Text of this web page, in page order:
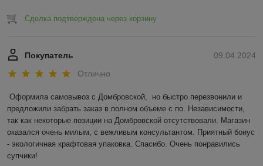
Сделка подтверждена через корзину
09.04.2024
Покупатель
Отлично
Оформила самовывоз с Домбровской,  но быстро перезвонили и
предложили забрать заказ в полном объеме с по. Независимости,
так как некоторые позиции на Домбровской отсутствовали. Магазин
оказался очень милым, с вежливым консультантом. Приятный бонус
- экологичная крафтовая упаковка. Спасибо. Очень понравились
супчики!